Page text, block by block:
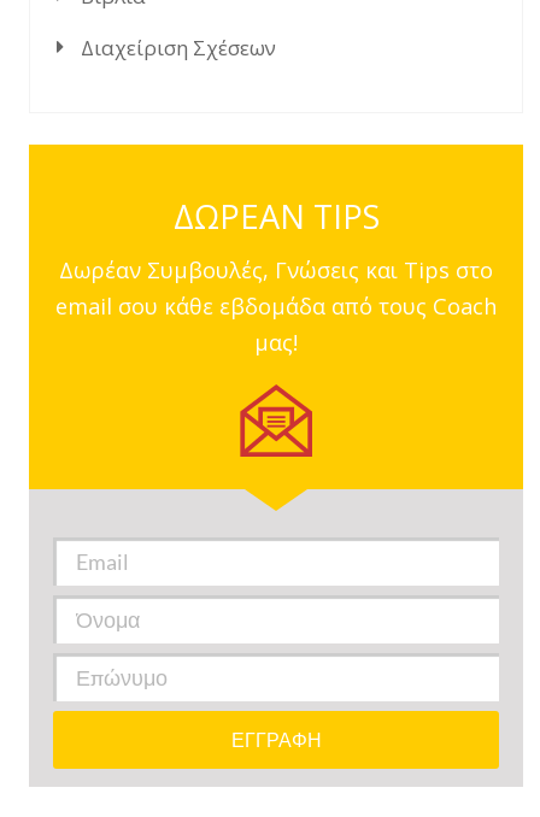
Διαχείριση Σχέσεων
ΔΩΡΕΑΝ TIPS
Δωρέαν Συμβουλές, Γνώσεις και Tips στο
email σου κάθε εβδομάδα από τους Coach
μας!